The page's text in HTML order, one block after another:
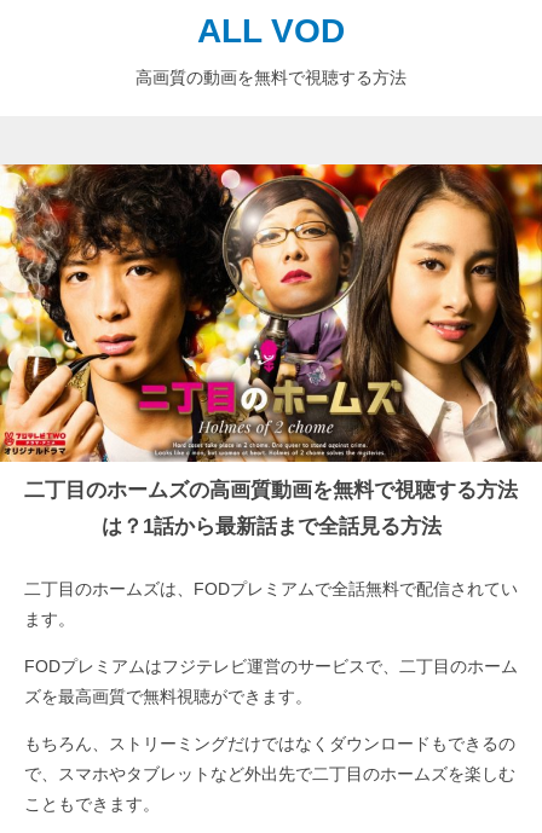
ALL VOD
高画質の動画を無料で視聴する方法
二丁目のホームズの高画質動画を無料で視聴する方法
は？1話から最新話まで全話見る方法
二丁目のホームズは、FODプレミアムで全話無料で配信されてい
ます。
FODプレミアムはフジテレビ運営のサービスで、二丁目のホーム
ズを最高画質で無料視聴ができます。
もちろん、ストリーミングだけではなくダウンロードもできるの
で、スマホやタブレットなど外出先で二丁目のホームズを楽しむ
こともできます。